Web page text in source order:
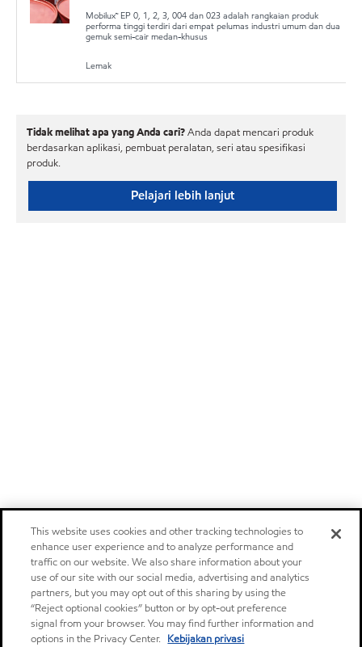
Mobilux™ EP 0, 1, 2, 3, 004 dan 023 adalah rangkaian produk
performa tinggi terdiri dari empat pelumas industri umum dan dua
gemuk semi-cair medan-khusus
Lemak
Tidak melihat apa yang Anda cari?Anda dapat mencari produk
berdasarkan aplikasi, pembuat peralatan, seri atau spesifikasi
produk.
Pelajari lebih lanjut
This website uses cookies and other tracking technologies to
enhance user experience and to analyze performance and
traffic on our website. We also share information about your
use of our site with our social media, advertising and analytics
partners, but you may opt out of this sharing by using the
“Reject optional cookies” button or by opt-out preference
signal from your browser. You may find further information and
options in the Privacy Center. Kebijakan privasi